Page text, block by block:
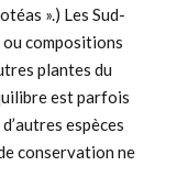
».) Les Sud-
compositions
plantes du
est parfois
espèces
conservation ne